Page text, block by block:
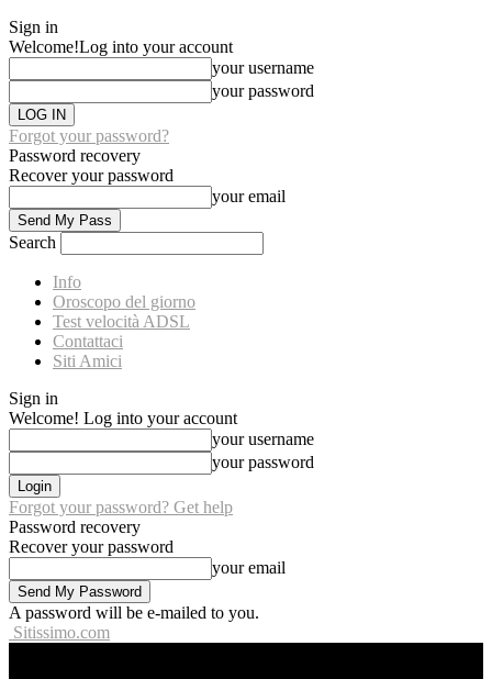
Sign in
Welcome!Log into your account
your username
your password
Forgot your password?
Password recovery
Recover your password
your email
Search
Info
Oroscopo del giorno
Test velocità ADSL
Contattaci
Siti Amici
Sign in
Welcome! Log into your account
your username
your password
Forgot your password? Get help
Password recovery
Recover your password
your email
A password will be e-mailed to you.
Sitissimo.com